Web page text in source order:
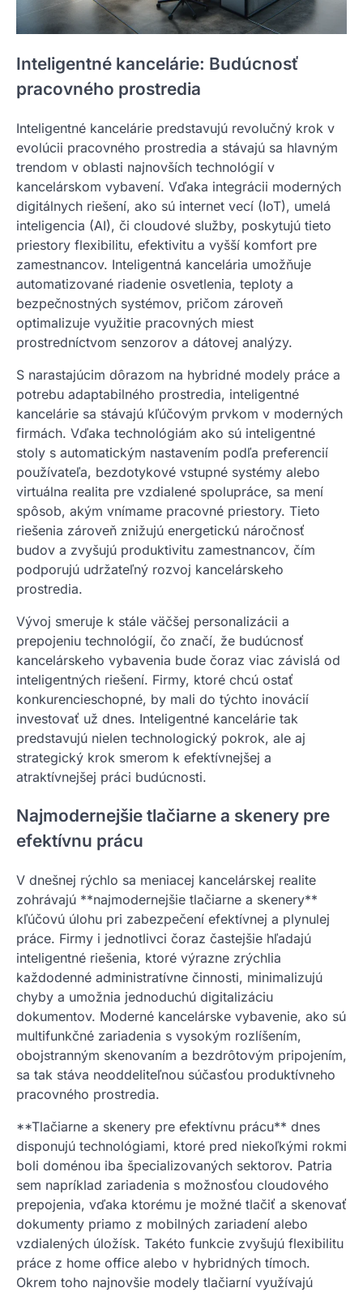
Inteligentné kancelárie: Budúcnosť
pracovného prostredia
Inteligentné kancelárie predstavujú revolučný krok v
evolúcii pracovného prostredia a stávajú sa hlavným
trendom v oblasti najnovších technológií v
kancelárskom vybavení. Vďaka integrácii moderných
digitálnych riešení, ako sú internet vecí (IoT), umelá
inteligencia (AI), či cloudové služby, poskytujú tieto
priestory flexibilitu, efektivitu a vyšší komfort pre
zamestnancov. Inteligentná kancelária umožňuje
automatizované riadenie osvetlenia, teploty a
bezpečnostných systémov, pričom zároveň
optimalizuje využitie pracovných miest
prostredníctvom senzorov a dátovej analýzy.
S narastajúcim dôrazom na hybridné modely práce a
potrebu adaptabilného prostredia, inteligentné
kancelárie sa stávajú kľúčovým prvkom v moderných
firmách. Vďaka technológiám ako sú inteligentné
stoly s automatickým nastavením podľa preferencií
používateľa, bezdotykové vstupné systémy alebo
virtuálna realita pre vzdialené spolupráce, sa mení
spôsob, akým vnímame pracovné priestory. Tieto
riešenia zároveň znižujú energetickú náročnosť
budov a zvyšujú produktivitu zamestnancov, čím
podporujú udržateľný rozvoj kancelárskeho
prostredia.
Vývoj smeruje k stále väčšej personalizácii a
prepojeniu technológií, čo značí, že budúcnosť
kancelárskeho vybavenia bude čoraz viac závislá od
inteligentných riešení. Firmy, ktoré chcú ostať
konkurencieschopné, by mali do týchto inovácií
investovať už dnes. Inteligentné kancelárie tak
predstavujú nielen technologický pokrok, ale aj
strategický krok smerom k efektívnejšej a
atraktívnejšej práci budúcnosti.
Najmodernejšie tlačiarne a skenery pre
efektívnu prácu
V dnešnej rýchlo sa meniacej kancelárskej realite
zohrávajú **najmodernejšie tlačiarne a skenery**
kľúčovú úlohu pri zabezpečení efektívnej a plynulej
práce. Firmy i jednotlivci čoraz častejšie hľadajú
inteligentné riešenia, ktoré výrazne zrýchlia
každodenné administratívne činnosti, minimalizujú
chyby a umožnia jednoduchú digitalizáciu
dokumentov. Moderné kancelárske vybavenie, ako sú
multifunkčné zariadenia s vysokým rozlíšením,
obojstranným skenovaním a bezdrôtovým pripojením,
sa tak stáva neoddeliteľnou súčasťou produktívneho
pracovného prostredia.
**Tlačiarne a skenery pre efektívnu prácu** dnes
disponujú technológiami, ktoré pred niekoľkými rokmi
boli doménou iba špecializovaných sektorov. Patria
sem napríklad zariadenia s možnosťou cloudového
prepojenia, vďaka ktorému je možné tlačiť a skenovať
dokumenty priamo z mobilných zariadení alebo
vzdialených úložísk. Takéto funkcie zvyšujú flexibilitu
práce z home office alebo v hybridných tímoch.
Okrem toho najnovšie modely tlačiarní využívajú